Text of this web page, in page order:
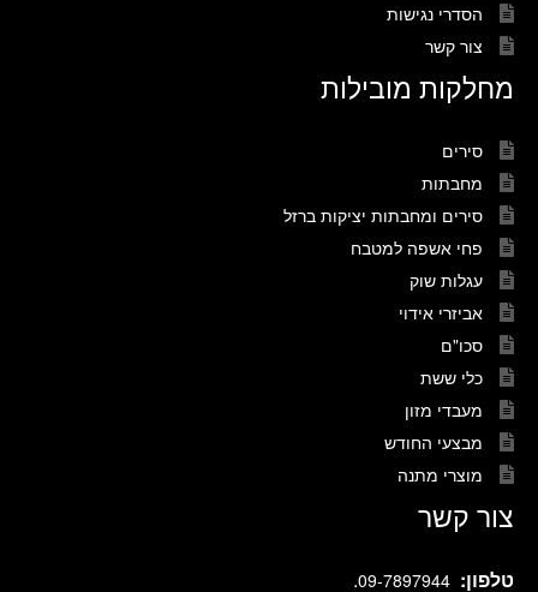
הסדרי נגישות
צור קשר
מחלקות מובילות
סירים
מחבתות
סירים ומחבתות יציקות ברזל
פחי אשפה למטבח
עגלות שוק
אביזרי אידוי
סכו"ם
כלי ששת
מעבדי מזון
מבצעי החודש
מוצרי מתנה
צור קשר
טלפון: 09-7897944
.